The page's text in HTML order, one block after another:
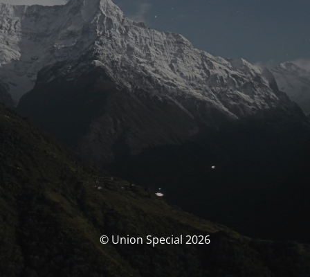
© Union Special 2026